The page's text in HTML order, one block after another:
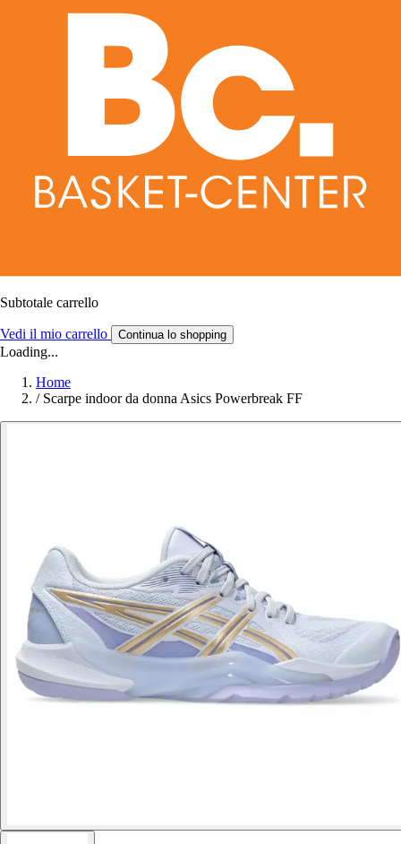
Subtotale carrello
Vedi il mio carrello Continua lo shopping
Loading...
Home
/ Scarpe indoor da donna Asics Powerbreak FF